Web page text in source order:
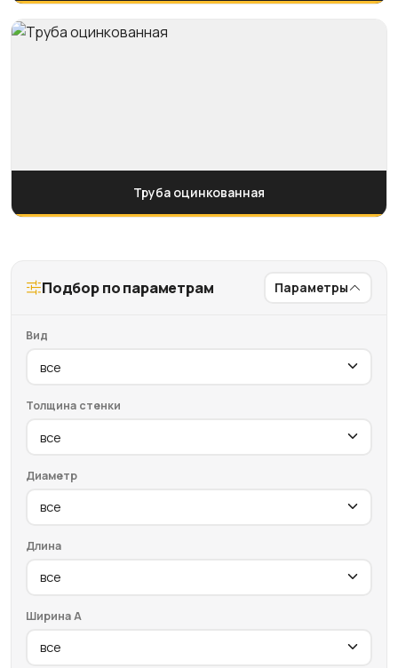
Труба оцинкованная
Подбор по параметрам Параметры
Вид
Толщина стенки
Диаметр
Длина
Ширина A